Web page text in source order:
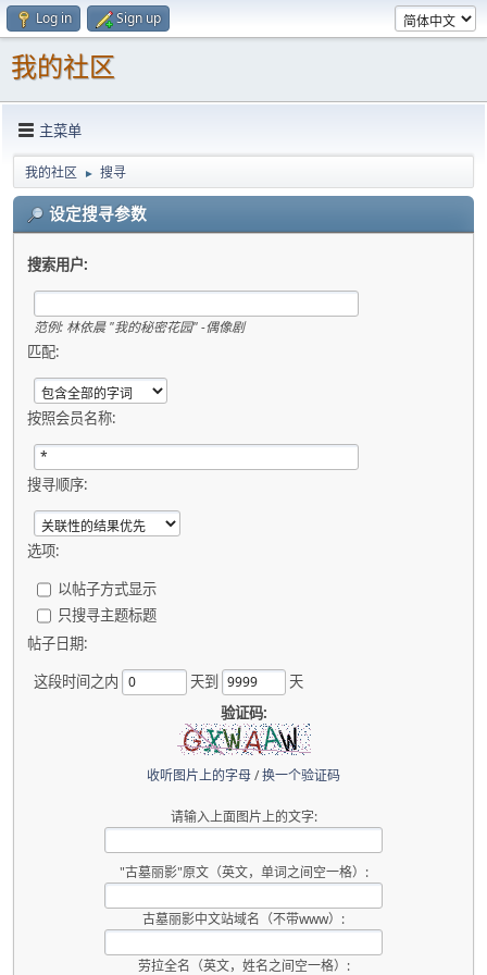
Log in Sign up
我的社区
主菜单
我的社区 ► 搜寻
设定搜寻参数
搜索用户:
范例: 林依晨 "我的秘密花园" -偶像剧
匹配:
按照会员名称:
搜寻顺序:
选项:
以帖子方式显示
只搜寻主题标题
帖子日期:
这段时间之内
天到
天
验证码:
收听图片上的字母/换一个验证码
请输入上面图片上的文字:
"古墓丽影"原文（英文，单词之间空一格）:
古墓丽影中文站域名（不带www）:
劳拉全名（英文，姓名之间空一格）: